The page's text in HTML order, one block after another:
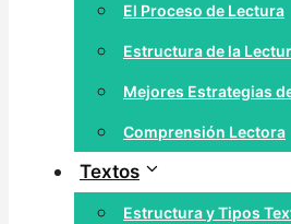
El Proceso de Lectura
Estructura de la
Mejores Estrategias
Comprensión Lectora
Textos
Estructura y Tipos